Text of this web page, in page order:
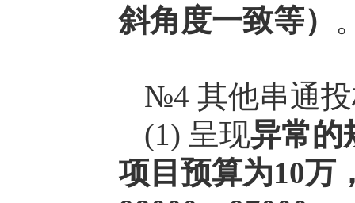
斜角度一致等）
№4 其他串通
(1) 呈现异常的
项目预算为10万